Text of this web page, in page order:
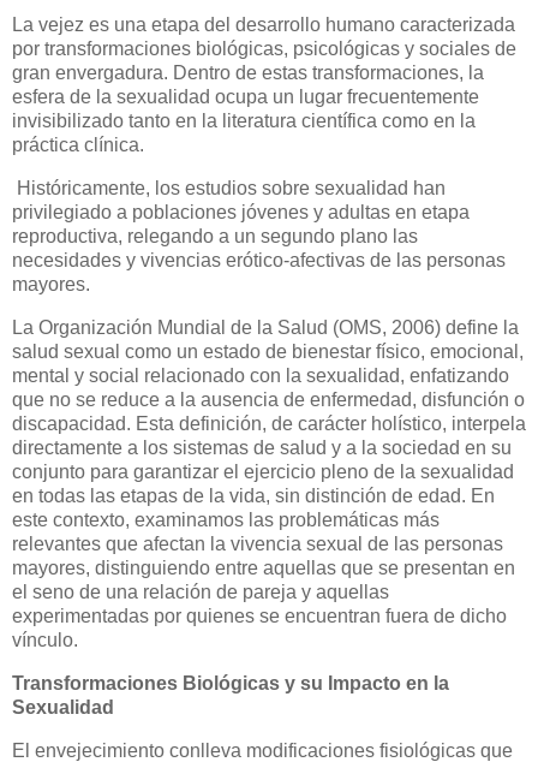
La vejez es una etapa del desarrollo humano caracterizada
por transformaciones biológicas, psicológicas y sociales de
gran envergadura. Dentro de estas transformaciones, la
esfera de la sexualidad ocupa un lugar frecuentemente
invisibilizado tanto en la literatura científica como en la
práctica clínica.
Históricamente, los estudios sobre sexualidad han
privilegiado a poblaciones jóvenes y adultas en etapa
reproductiva, relegando a un segundo plano las
necesidades y vivencias erótico-afectivas de las personas
mayores.
La Organización Mundial de la Salud (OMS, 2006) define la
salud sexual como un estado de bienestar físico, emocional,
mental y social relacionado con la sexualidad, enfatizando
que no se reduce a la ausencia de enfermedad, disfunción o
discapacidad. Esta definición, de carácter holístico, interpela
directamente a los sistemas de salud y a la sociedad en su
conjunto para garantizar el ejercicio pleno de la sexualidad
en todas las etapas de la vida, sin distinción de edad. En
este contexto, examinamos las problemáticas más
relevantes que afectan la vivencia sexual de las personas
mayores, distinguiendo entre aquellas que se presentan en
el seno de una relación de pareja y aquellas
experimentadas por quienes se encuentran fuera de dicho
vínculo.
Transformaciones Biológicas y su Impacto en la
Sexualidad
El envejecimiento conlleva modificaciones fisiológicas que